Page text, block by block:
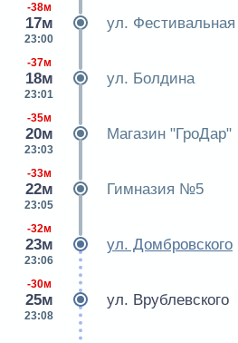
-38м
17м
23:00
ул. Фестивальная
-37м
18м
23:01
ул. Болдина
-35м
20м
23:03
Магазин "ГроДар"
-33м
22м
23:05
Гимназия №5
-32м
23м
23:06
ул. Домбровского
-30м
25м
23:08
ул. Врублевского